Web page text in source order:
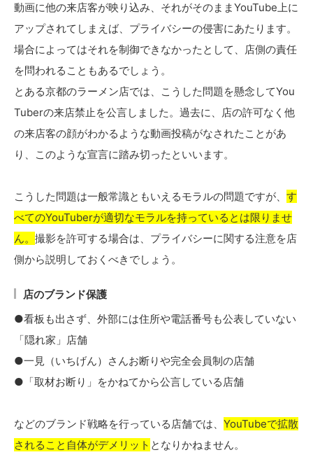
動画に他の来店客が映り込み、それがそのままYouTube上に
アップされてしまえば、プライバシーの侵害にあたります。
場合によってはそれを制御できなかったとして、店側の責任
を問われることもあるでしょう。
とある京都のラーメン店では、こうした問題を懸念してYou
Tuberの来店禁止を公言しました。過去に、店の許可なく他
の来店客の顔がわかるような動画投稿がなされたことがあ
り、このような宣言に踏み切ったといいます。
こうした問題は一般常識ともいえるモラルの問題ですが、 す
べてのYouTuberが適切なモラルを持っているとは限りませ
ん。 撮影を許可する場合は、プライバシーに関する注意を店
側から説明しておくべきでしょう。
店のブランド保護
●看板も出さず、外部には住所や電話番号も公表していない
「隠れ家」店舗
●一見（いちげん）さんお断りや完全会員制の店舗
●「取材お断り」をかねてから公言している店舗
などのブランド戦略を行っている店舗では、 YouTubeで拡散
されること自体がデメリット となりかねません。